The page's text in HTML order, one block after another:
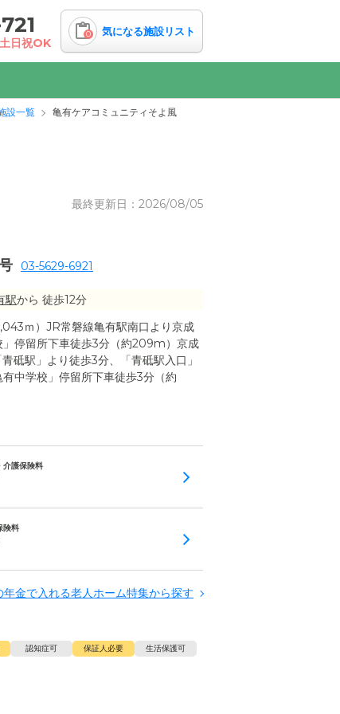
土日祝OK
0 気になる施設リスト
設一覧 亀有ケアコミュニティそよ風
最終更新日：2026/08/05
03-5629-6921
駅から 徒歩12分
ｍ）JR常磐線亀有駅南口より京成
停留所下車徒歩3分（約209m）京成
砥駅」より徒歩3分、「青砥駅入口」
中学校」停留所下車徒歩3分（約
介護保険料
険料
年金で入れる老人ホーム特集から探す
認知症可 保証人必要
生活保護可